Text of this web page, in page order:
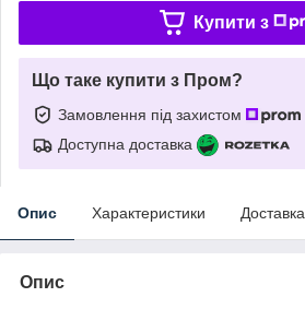
Купити з
Що таке купити з Пром?
Замовлення під захистом
Доступна доставка
Опис Характеристики Доставка
Опис